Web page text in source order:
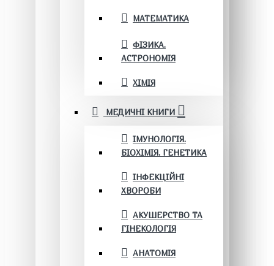
МАТЕМАТИКА
ФІЗИКА.
АСТРОНОМІЯ
ХІМІЯ
МЕДИЧНІ КНИГИ
ІМУНОЛОГІЯ.
БІОХІМІЯ. ГЕНЕТИКА
ІНФЕКЦІЙНІ
ХВОРОБИ
АКУШЕРСТВО ТА
ГІНЕКОЛОГІЯ
АНАТОМІЯ